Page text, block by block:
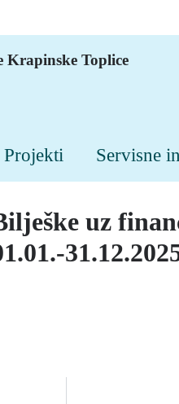
Krapinske Toplice
Projekti Servisne
uz